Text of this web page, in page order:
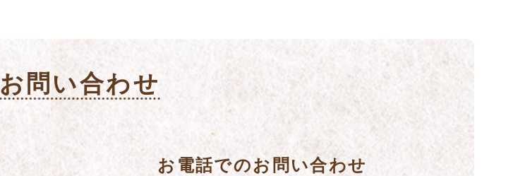
お問い合わせ
お電話でのお問い合わせ